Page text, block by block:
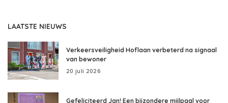
LAATSTE NIEUWS
Verkeersveiligheid Hoflaan verbeterd na signaal
van bewoner
20 juli 2026
Gefeliciteerd Jan! Een bijzondere mijlpaal voor